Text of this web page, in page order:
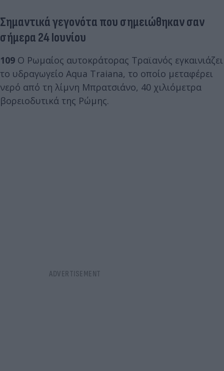
Σημαντικά γεγονότα που σημειώθηκαν σαν
σήμερα 24 Ιουνίου
109 Ο Ρωμαίος αυτοκράτορας Τραϊανός εγκαινιάζει
το υδραγωγείο Aqua Traiana, το οποίο μεταφέρει
νερό από τη λίμνη Μπρατσιάνο, 40 χιλιόμετρα
βορειοδυτικά της Ρώμης.